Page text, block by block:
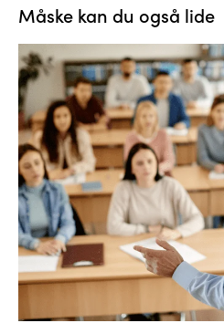
Måske kan du også lide